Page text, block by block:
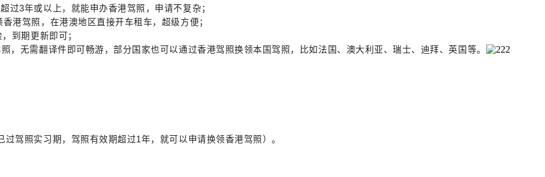
过3年或以上，就能申办香港驾照，申请不复杂；
港驾照，在港澳地区直接开车租车，超级方便；
到期更新即可；
，无需翻译件即可畅游，部分国家也可以通过香港驾照换领本国驾照，比如法国、澳大利亚、瑞士、迪拜、英国等。
过驾照实习期，驾照有效期超过1年，就可以申请换领香港驾照）。